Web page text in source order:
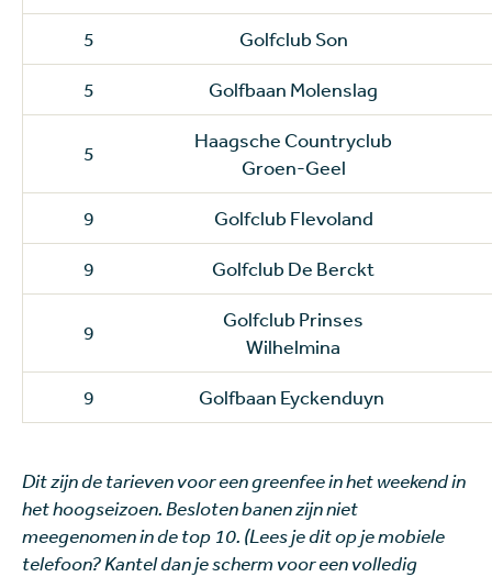
5 Golfclub Son
5 Golfbaan Molenslag
5
Haagsche Countryclub
Groen-Geel
9 Golfclub Flevoland
9 Golfclub De Berckt
9
Golfclub Prinses
Wilhelmina
9 Golfbaan Eyckenduyn
Dit zijn de tarieven voor een greenfee in het weekend in
het hoogseizoen. Besloten banen zijn niet
meegenomen in de top 10. (Lees je dit op je mobiele
telefoon? Kantel dan je scherm voor een volledig